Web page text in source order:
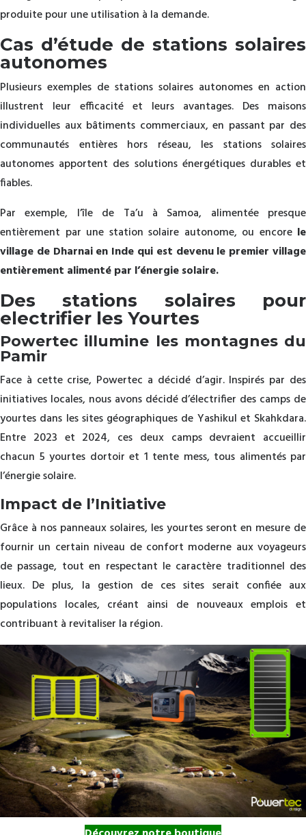
produite pour une utilisation à la demande.
Cas d’étude de stations solaires
autonomes
Plusieurs exemples de stations solaires autonomes en action
illustrent leur efficacité et leurs avantages. Des maisons
individuelles aux bâtiments commerciaux, en passant par des
communautés entières hors réseau, les stations solaires
autonomes apportent des solutions énergétiques durables et
fiables.
Par exemple, l’île de Ta’u à Samoa, alimentée presque
entièrement par une station solaire autonome, ou encore le
village de Dharnai en Inde qui est devenu le premier village
entièrement alimenté par l’énergie solaire.
Des stations solaires pour
electrifier les Yourtes
Powertec illumine les montagnes du
Pamir
Face à cette crise, Powertec a décidé d’agir. Inspirés par des
initiatives locales, nous avons décidé d’électrifier des camps de
yourtes dans les sites géographiques de Yashikul et Skahkdara.
Entre 2023 et 2024, ces deux camps devraient accueillir
chacun 5 yourtes dortoir et 1 tente mess, tous alimentés par
l’énergie solaire.
Impact de l’Initiative
Grâce à nos panneaux solaires, les yourtes seront en mesure de
fournir un certain niveau de confort moderne aux voyageurs
de passage, tout en respectant le caractère traditionnel des
lieux. De plus, la gestion de ces sites serait confiée aux
populations locales, créant ainsi de nouveaux emplois et
contribuant à revitaliser la région.